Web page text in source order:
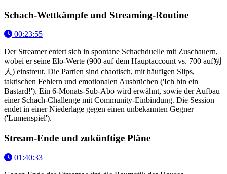
Schach-Wettkämpfe und Streaming-Routine
00:23:55
Der Streamer entert sich in spontane Schachduelle mit Zuschauern,
wobei er seine Elo-Werte (900 auf dem Hauptaccount vs. 700 auf别
人) einstreut. Die Partien sind chaotisch, mit häufigen Slips,
taktischen Fehlern und emotionalen Ausbrüchen ('Ich bin ein
Bastard!'). Ein 6-Monats-Sub-Abo wird erwähnt, sowie der Aufbau
einer Schach-Challenge mit Community-Einbindung. Die Session
endet in einer Niederlage gegen einen unbekannten Gegner
('Lumenspiel').
Stream-Ende und zukünftige Pläne
01:40:33